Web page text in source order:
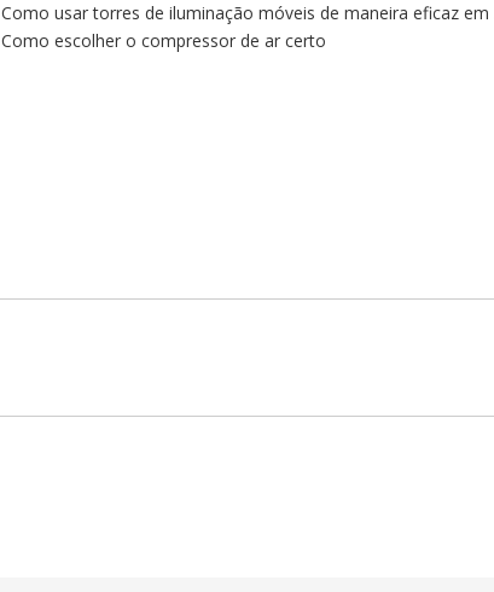
Como usar torres de iluminação móveis de maneira eficaz
Como escolher o compressor de ar certo